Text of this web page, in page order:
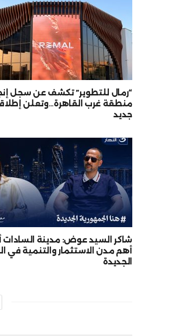
“رمال للتطوير” تكشف عن سجل
منطقة غرب القاهرة…وتعلن
جديد
شاكر السيد عوض: مدينة
أهم مدن الاستثمار والتنمية في
الجديدة